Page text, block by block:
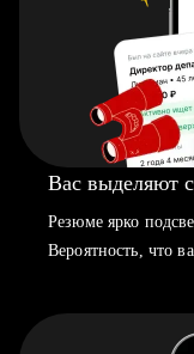
Вас выделяют
Резюме ярко
Вероятность, что